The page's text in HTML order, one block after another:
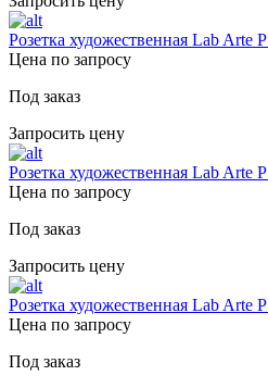
Розетка художественная Lab Arte
Цена по запросу
Под заказ
Запросить цену
Розетка художественная Lab Arte
Цена по запросу
Под заказ
Запросить цену
Розетка художественная Lab Arte
Цена по запросу
Под заказ